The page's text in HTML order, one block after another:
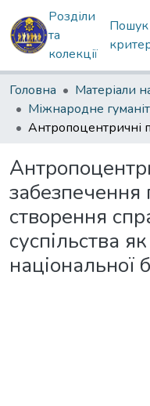
Розділи
та
колекції
Пошук
Головна
створення
суспільства
національної